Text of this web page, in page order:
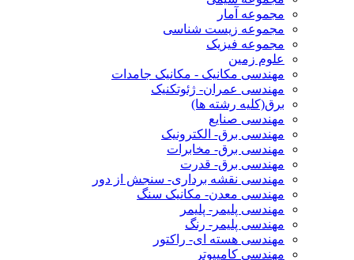
مجموعه آمار
مجموعه زیست شناسی
مجموعه فیزیک
علوم زمین
مهندسی مکانیک - مکانیک جامدات
مهندسی عمران- ژئوتکنیک
برق(کلیه رشته ها)
مهندسی صنایع
مهندسی برق- الکترونیک
مهندسی برق- مخابرات
مهندسی برق- قدرت
مهندسی نقشه برداری- سنجش از دور
مهندسی معدن- مکانیک سنگ
مهندسی پلیمر- پلیمر
مهندسی پلیمر- رنگ
مهندسی هسته ای- راکتور
مهندسی کامپیوتر